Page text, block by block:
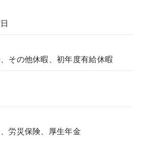
その他休暇、初年度有給休暇
労災保険、厚生年金